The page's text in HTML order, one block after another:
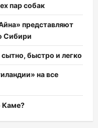
пар собак
представляют
Сибири
быстро и легко
на все
Каме?